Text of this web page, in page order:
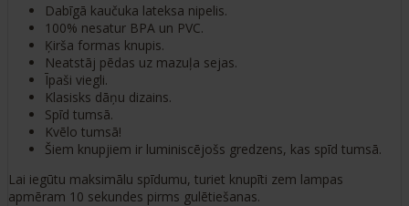
Dabīgā kaučuka lateksa nipelis.
100% nesatur BPA un PVC.
Ķirša formas knupis.
Neatstāj pēdas uz mazuļa sejas.
Īpaši viegli.
Klasisks dāņu dizains.
Spīd tumsā.
Kvēlo tumsā!
Šiem knupjiem ir luminiscējošs gredzens, kas spīd tumsā.
Lai iegūtu maksimālu spīdumu, turiet knupīti zem lampas
apmēram 10 sekundes pirms gulētiešanas.